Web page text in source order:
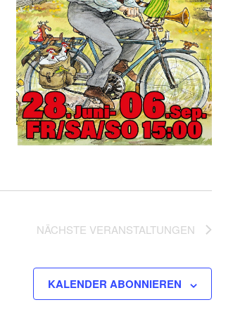
NÄCHSTE VERANSTALTUNGEN
KALENDER ABONNIEREN